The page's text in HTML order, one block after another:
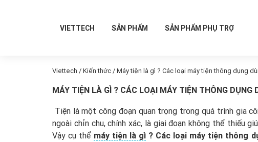
VIETTECH SẢN PHẨM SẢN PHẨM PHỤ TRỢ
Viettech /Kiến thức/Máy tiện là gì ? Các loại máy tiện thông dụng
MÁY TIỆN LÀ GÌ ? CÁC LOẠI MÁY TIỆN THÔNG DỤNG
Tiện là một công đoạn quan trọng trong quá trình gia
ngoài chỉn chu, chính xác, là giai đoạn không thể thiếu
Vậy cụ thể máy tiện là gì ? Các loại máy tiện thông